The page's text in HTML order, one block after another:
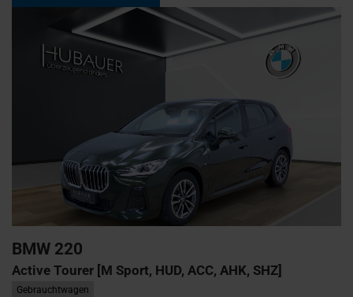
BMW 220
Active Tourer [M Sport, HUD, ACC, AHK, SHZ]
Gebrauchtwagen